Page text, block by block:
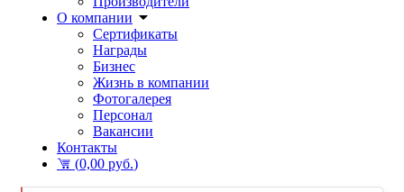
О компании
Сертификаты
Награды
Бизнес
Жизнь в компании
Фотогалерея
Персонал
Вакансии
Контакты
(0,00 руб.)